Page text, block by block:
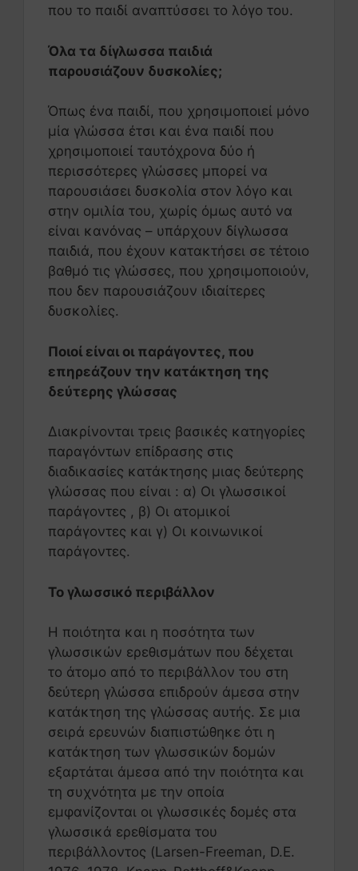
που το παιδί αναπτύσσει το λόγο του.
Όλα τα δίγλωσσα παιδιά
παρουσιάζουν δυσκολίες;
Όπως ένα παιδί, που χρησιμοποιεί μόνο
μία γλώσσα έτσι και ένα παιδί που
χρησιμοποιεί ταυτόχρονα δύο ή
περισσότερες γλώσσες μπορεί να
παρουσιάσει δυσκολία στον λόγο και
στην ομιλία του, χωρίς όμως αυτό να
είναι κανόνας – υπάρχουν δίγλωσσα
παιδιά, που έχουν κατακτήσει σε τέτοιο
βαθμό τις γλώσσες, που χρησιμοποιούν,
που δεν παρουσιάζουν ιδιαίτερες
δυσκολίες.
Ποιοί είναι οι παράγοντες, που
επηρεάζουν την κατάκτηση της
δεύτερης γλώσσας
Διακρίνονται τρεις βασικές κατηγορίες
παραγόντων επίδρασης στις
διαδικασίες κατάκτησης μιας δεύτερης
γλώσσας που είναι : α) Οι γλωσσικοί
παράγοντες , β) Οι ατομικοί
παράγοντες και γ) Οι κοινωνικοί
παράγοντες.
Το γλωσσικό περιβάλλον
Η ποιότητα και η ποσότητα των
γλωσσικών ερεθισμάτων που δέχεται
το άτομο από το περιβάλλον του στη
δεύτερη γλώσσα επιδρούν άμεσα στην
κατάκτηση της γλώσσας αυτής. Σε μια
σειρά ερευνών διαπιστώθηκε ότι η
κατάκτηση των γλωσσικών δομών
εξαρτάται άμεσα από την ποιότητα και
τη συχνότητα με την οποία
εμφανίζονται οι γλωσσικές δομές στα
γλωσσικά ερεθίσματα του
περιβάλλοντος (Larsen-Freeman, D.E.